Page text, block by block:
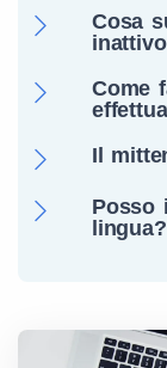
Cosa
Come
Il
Posso
lingua?